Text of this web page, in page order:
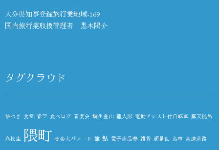
大分県知事登録旅行業地域-169
国内旅行業取扱管理者 黒木陽介
タグクラウド
餅つき 食堂 青空 食べログ 音楽会 鯛生金山 雛人形 電動アシスト付自転車 露天風呂
高校生 隈町 音楽大パレード 雛 鮎 電子商品券 雑貨 顔見世 鳥市 高速道路